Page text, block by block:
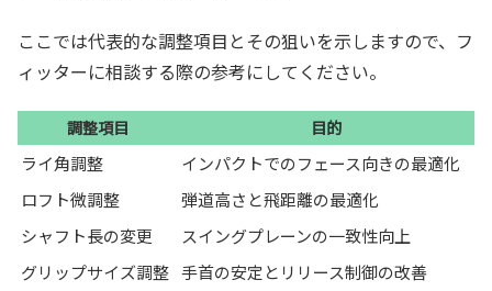
ここでは代表的な調整項目とその狙いを示しますので、フ
ィッターに相談する際の参考にしてください。
調整項目 目的
ライ角調整
インパクトでのフェース向きの最適化
ロフト微調整
弾道高さと飛距離の最適化
シャフト長の変更
スイングプレーンの一致性向上
グリップサイズ調整 手首の安定とリリース制御の改善